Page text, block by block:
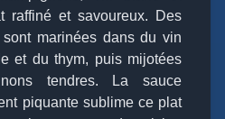
raffiné et savoureux. Des
marinées dans du vin
et du thym, puis mijotées
tendres. La sauce
piquante sublime ce plat